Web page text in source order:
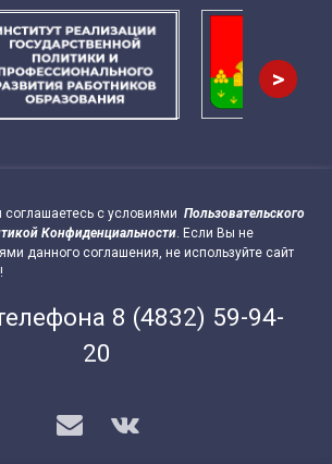
>
→ влево
соглашаетесь с условиями Пользовательского
Конфиденциальности. Если Вы не
данного соглашения, не используйте сайт
8 (4832) 59-94-
20
E-mail
VK